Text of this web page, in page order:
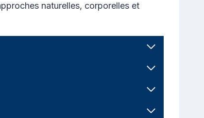
naturelles, corporelles et